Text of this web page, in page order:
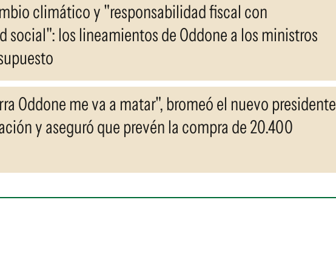
climático y "responsabilidad fiscal con
social": los lineamientos de Oddone a los ministros
Oddone me va a matar", bromeó el nuevo presidente
y aseguró que prevén la compra de 20.400